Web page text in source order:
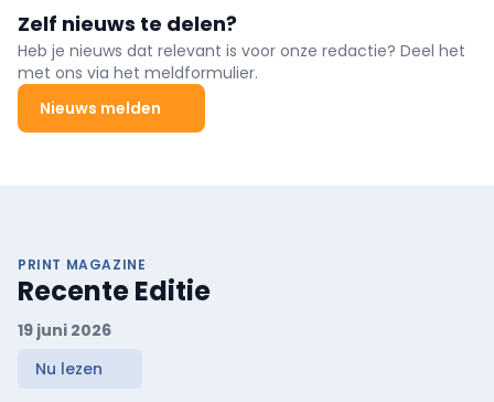
Zelf nieuws te delen?
Heb je nieuws dat relevant is voor onze redactie? Deel het
met ons via het meldformulier.
Nieuws melden
PRINT MAGAZINE
Recente Editie
19 juni 2026
Nu lezen